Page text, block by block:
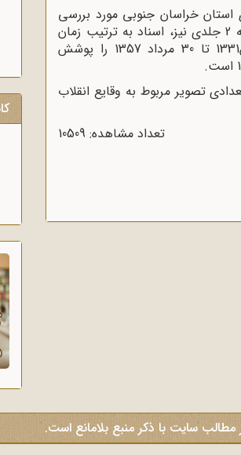
خراسان جنوبی مورد بررسی
قرار گرفته‌اند. به روال سایر آثار مرکز بررسی اسناد تاریخی در این مجموعه 2 جلدی نیز، اسناد به ترتیب زمان
وقوع و حدوث رویدادها تنظیم شده‌اند. جلد اول رویدادهای 18 بهمن1331 تا 30 مرداد 1357 را پوشش
تصویر مربوط به وقایع انقلاب
تعداد مشاهده: 10509
مطالب سایت با ذکر منبع بلامانع است.